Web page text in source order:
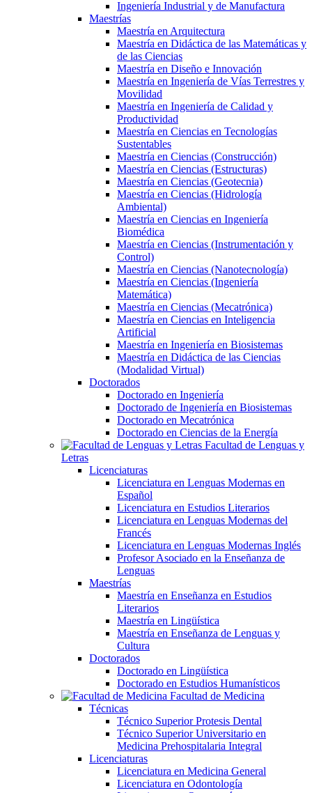
Ingeniería Industrial y de Manufactura
Maestrías
Maestría en Arquitectura
Maestría en Didáctica de las Matemáticas y
de las Ciencias
Maestría en Diseño e Innovación
Maestría en Ingeniería de Vías Terrestres y
Movilidad
Maestría en Ingeniería de Calidad y
Productividad
Maestría en Ciencias en Tecnologías
Sustentables
Maestría en Ciencias (Construcción)
Maestría en Ciencias (Estructuras)
Maestría en Ciencias (Geotecnia)
Maestría en Ciencias (Hidrología
Ambiental)
Maestría en Ciencias en Ingeniería
Biomédica
Maestría en Ciencias (Instrumentación y
Control)
Maestría en Ciencias (Nanotecnología)
Maestría en Ciencias (Ingeniería
Matemática)
Maestría en Ciencias (Mecatrónica)
Maestría en Ciencias en Inteligencia
Artificial
Maestría en Ingeniería en Biosistemas
Maestría en Didáctica de las Ciencias
(Modalidad Virtual)
Doctorados
Doctorado en Ingeniería
Doctorado de Ingeniería en Biosistemas
Doctorado en Mecatrónica
Doctorado en Ciencias de la Energía
Facultad de Lenguas y
Letras
Licenciaturas
Licenciatura en Lenguas Modernas en
Español
Licenciatura en Estudios Literarios
Licenciatura en Lenguas Modernas del
Francés
Licenciatura en Lenguas Modernas Inglés
Profesor Asociado en la Enseñanza de
Lenguas
Maestrías
Maestría en Enseñanza en Estudios
Literarios
Maestría en Lingüística
Maestría en Enseñanza de Lenguas y
Cultura
Doctorados
Doctorado en Lingüística
Doctorado en Estudios Humanísticos
Facultad de Medicina
Técnicas
Técnico Superior Protesis Dental
Técnico Superior Universitario en
Medicina Prehospitalaria Integral
Licenciaturas
Licenciatura en Medicina General
Licenciatura en Odontología